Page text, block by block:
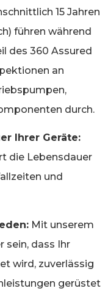
15 Jahren
führen während
des 360 Assured
an
durch.
Ihrer Geräte:
die Lebensdauer
und
Mit unserem
sein, dass Ihr
wird, zuverlässig
gerüstet